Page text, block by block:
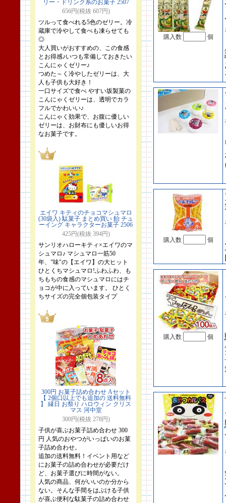
リー・ドリンク系のお菓子 2507
656円(税抜 607円)
ツルって食べれる5色のゼリー。冷
蔵庫で冷やして食べも凍らせても
◎
大人買いがおすすめの、この食感
とお得感♪いつも常備しておきたい
こんにゃくゼリー♪
つめた～く冷やしたゼリーは、大
人も子供も大好き！
一口サイズで食べ やすい坂製菓の
こんにゃくゼリーは、透明でカラ
フルでかわいい♪
こんにゃく効果で、お腹に優しい
ゼリーは、お財布にも優しいお得
なお菓子です。
エイワ キティのチョコマシュマロ
(30袋入) 駄菓子 まとめ買い 飴 チュ
ーイング キャラクターお菓子 2506
425円(税抜 394円)
サンリオハローキティ×エイワのマ
シュマロ♪ マシュマロ一筋50
年、"味"の【エイワ】の大ヒット
ひとくちマシュマロ!ふわふわ、も
ちもちの食感のマシュマロにはチ
ョコが中に入っています。 ひとく
ちサイズの完全個包装タイプ
300円 お菓子詰め合わせ Aセット
【 2個口以上でも追加の 送料無料
】 縁日 お祭り ハロウィン クリス
マス 河中堂
300円(税抜 278円)
子供が喜ぶお菓子詰め合わせ 300
円 人気のおやつがいっぱいのお菓
子詰め合わせ。
追加の送料無料！イベント用など
にお菓子の詰め合わせが必要だけ
ど、お菓子選びに時間がない。
人気の商品、何がいいのか分から
ない。そんな手間をはぶける子供
が喜ぶ便利な駄菓子の詰め合わせ
購入数 個
購入数 個
購入数 個